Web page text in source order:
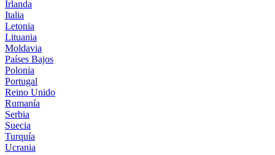
Irlanda
Italia
Letonia
Lituania
Moldavia
Países Bajos
Polonia
Portugal
Reino Unido
Rumanía
Serbia
Suecia
Turquía
Ucrania